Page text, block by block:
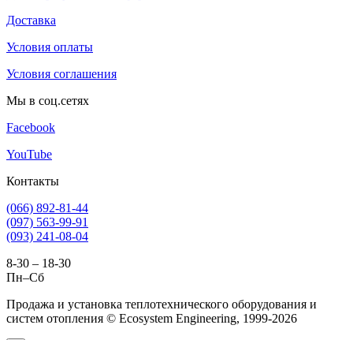
Доставка
Условия оплаты
Условия соглашения
Мы в соц.сетях
Facebook
YouTube
Контакты
(066) 892-81-44
(097) 563-99-91
(093) 241-08-04
8-30 – 18-30
Пн–Сб
Продажа и установка теплотехнического оборудования и
систем отопления © Ecosystem Engineering, 1999-2026